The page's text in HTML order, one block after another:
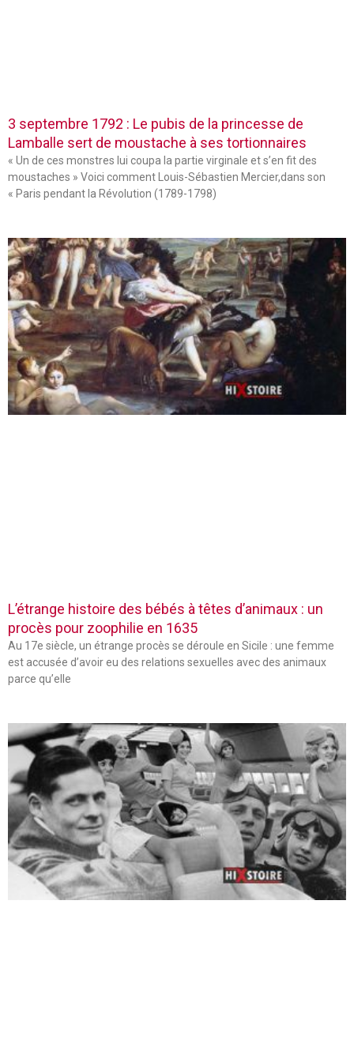
3 septembre 1792 : Le pubis de la princesse de
Lamballe sert de moustache à ses tortionnaires
« Un de ces monstres lui coupa la partie virginale et s’en fit des
moustaches » Voici comment Louis-Sébastien Mercier,dans son
« Paris pendant la Révolution (1789-1798)
L’étrange histoire des bébés à têtes d’animaux : un
procès pour zoophilie en 1635
Au 17e siècle, un étrange procès se déroule en Sicile : une femme
est accusée d’avoir eu des relations sexuelles avec des animaux
parce qu’elle